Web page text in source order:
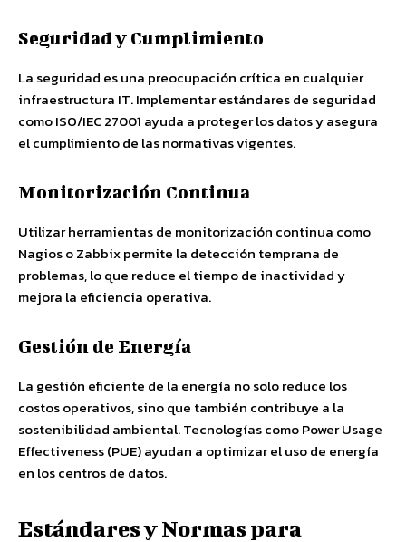
Seguridad y Cumplimiento
La seguridad es una preocupación crítica en cualquier
infraestructura IT. Implementar estándares de seguridad
como ISO/IEC 27001 ayuda a proteger los datos y asegura
el cumplimiento de las normativas vigentes.
Monitorización Continua
Utilizar herramientas de monitorización continua como
Nagios o Zabbix permite la detección temprana de
problemas, lo que reduce el tiempo de inactividad y
mejora la eficiencia operativa.
Gestión de Energía
La gestión eficiente de la energía no solo reduce los
costos operativos, sino que también contribuye a la
sostenibilidad ambiental. Tecnologías como Power Usage
Effectiveness (PUE) ayudan a optimizar el uso de energía
en los centros de datos.
Estándares y Normas para